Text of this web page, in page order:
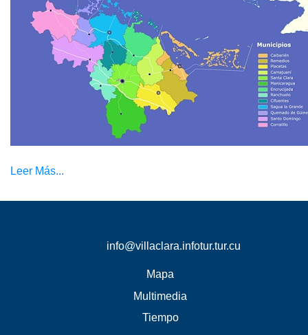
Leer Más...
info@villaclara.infotur.tur.cu
Mapa
Multimedia
Tiempo